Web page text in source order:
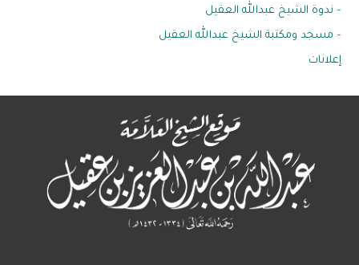
– ندوة الشيخ عبدالله العقيل
– مسجد ومكتبة الشيخ عبدالله العقيل
إعلانات